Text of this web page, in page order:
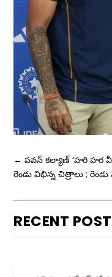
←పవన్ కల్యాణ్ ‘హరి హర
రెండు విభిన్న చిత్రాలు ;
RECENT